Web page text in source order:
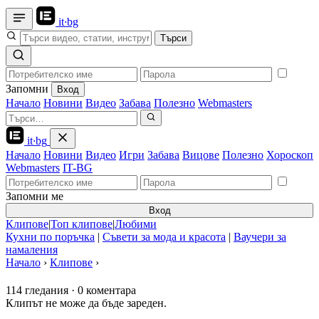
it·bg
Търси
Запомни Вход
Начало Новини Видео Забава Полезно Webmasters
it·bg
Начало Новини Видео Игри Забава Вицове Полезно Хороскоп
Webmasters IT-BG
Запомни ме
Вход
Клипове|Топ клипове|Любими
Кухни по поръчка | Съвети за мода и красота | Ваучери за
намаления
Начало › Клипове ›
114 гледания · 0 коментара
Клипът не може да бъде зареден.